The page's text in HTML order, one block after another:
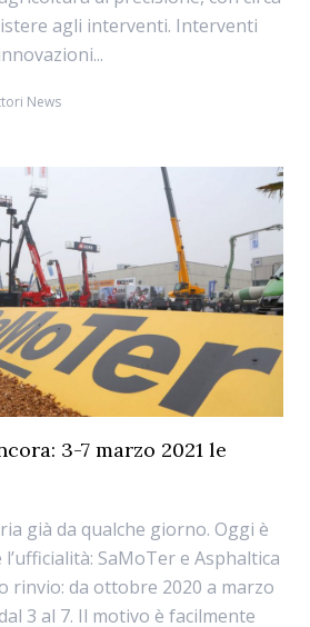
agli interventi. Interventi
News
3-7 marzo 2021 le
già da qualche giorno. Oggi è
SaMoTer e Asphaltica
rinvio: da ottobre 2020 a marzo
3 al 7. Il motivo è facilmente